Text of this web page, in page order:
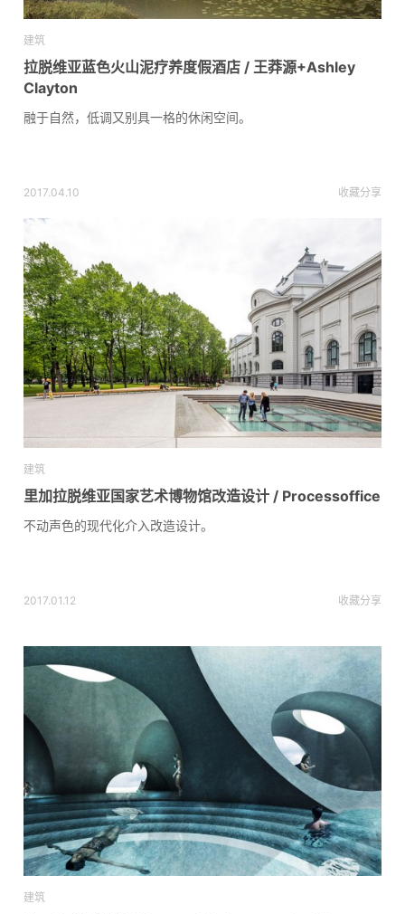
建筑
拉脱维亚蓝色火山泥疗养度假酒店 / 王莽源+Ashley
Clayton
融于自然，低调又别具一格的休闲空间。
2017.04.10 收藏分享
建筑
里加拉脱维亚国家艺术博物馆改造设计 / Processoffice
不动声色的现代化介入改造设计。
2017.01.12 收藏分享
建筑